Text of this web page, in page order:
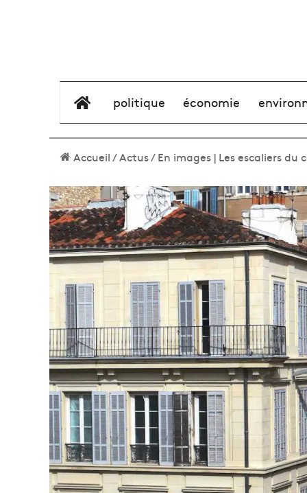
élément de menu
politique économie
Accueil/Actus/En images | Les escaliers